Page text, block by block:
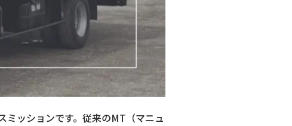
ミッションです。従来のMT（マニュ